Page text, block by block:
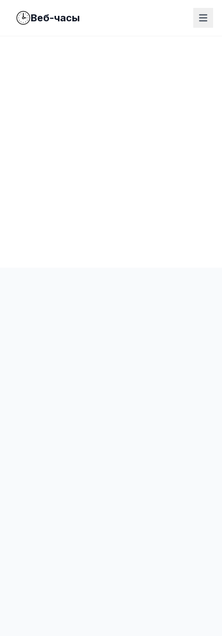
Веб-часы